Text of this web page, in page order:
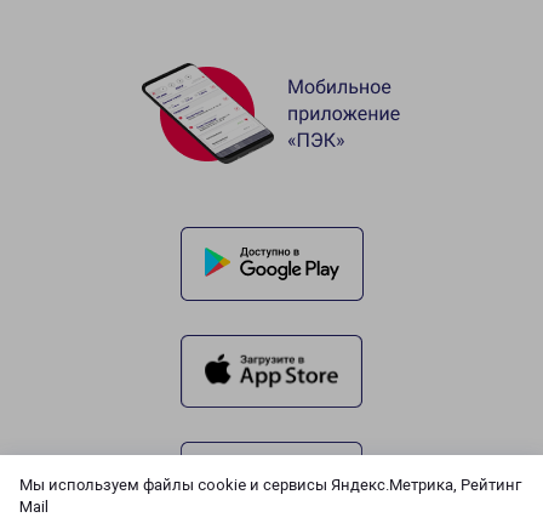
Мы используем файлы cookie и сервисы Яндекс.Метрика, Рейтинг
Mail